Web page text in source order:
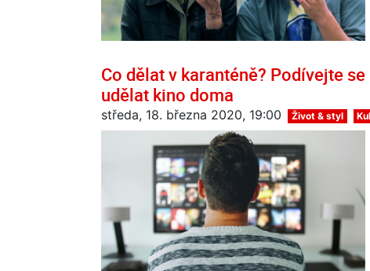
Co dělat v karanténě? Podívejte
udělat kino doma
středa, 18. března 2020, 19:00 Život & styl